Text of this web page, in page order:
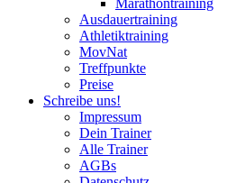
Marathontraining
Ausdauertraining
Athletiktraining
MovNat
Treffpunkte
Preise
Schreibe uns!
Impressum
Dein Trainer
Alle Trainer
AGBs